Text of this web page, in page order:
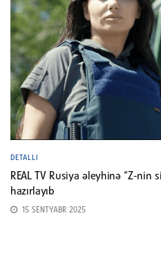
DETALLI
REAL TV Rusiya əleyhinə “Z-nin
hazırlayıb
15 SENTYABR 2025